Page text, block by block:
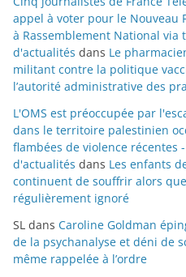
appel à voter pour le Nouveau
à Rassemblement National
d'actualités dans Le
militant contre la politique
l’autorité administrative des
L'OMS est préoccupée par
dans le territoire palestinien
flambées de violence récentes
d'actualités dans Les enfants
continuent de souffrir alors
régulièrement ignoré
SL dans Caroline Goldman
de la psychanalyse et déni de
même rappelée à l’ordre